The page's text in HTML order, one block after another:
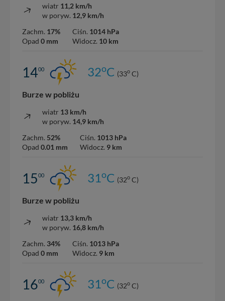
wiatr 11,2 km/h
w poryw. 12,9 km/h
Zachm. 17%
Opad 0 mm
Ciśn. 1014 hPa
Widocz. 10 km
1400 32oC (33o C)
Burze w pobliżu
wiatr 13 km/h
w poryw. 14,9 km/h
Zachm. 52%
Opad 0.01 mm
Ciśn. 1013 hPa
Widocz. 9 km
1500 31oC (32o C)
Burze w pobliżu
wiatr 13,3 km/h
w poryw. 16,8 km/h
Zachm. 34%
Opad 0 mm
Ciśn. 1013 hPa
Widocz. 9 km
1600 31oC (32o C)